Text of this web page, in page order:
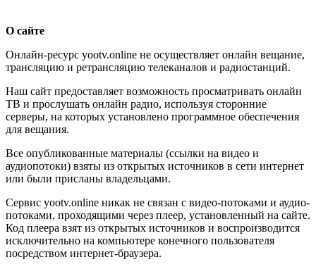
О сайте
Онлайн-ресурс yootv.online не осуществляет онлайн вещание,
трансляцию и ретрансляцию телеканалов и радиостанций.
Наш сайт предоставляет возможность просматривать онлайн
ТВ и прослушать онлайн радио, используя сторонние
серверы, на которых установлено программное обеспечения
для вещания.
Все опубликованные материалы (ссылки на видео и
аудиопотоки) взяты из открытых источников в сети интернет
или были присланы владельцами.
Сервис yootv.online никак не связан с видео-потоками и аудио-
потоками, проходящими через плеер, установленный на сайте.
Код плеера взят из открытых источников и воспроизводится
исключительно на компьютере конечного пользователя
посредством интернет-браузера.